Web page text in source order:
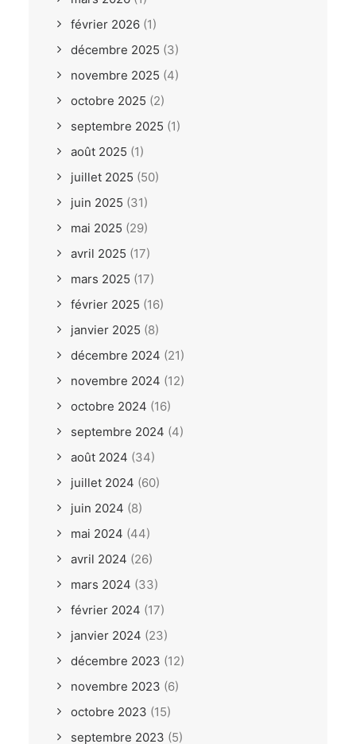
février 2026 (1)
décembre 2025 (3)
novembre 2025 (4)
octobre 2025 (2)
septembre 2025 (1)
août 2025 (1)
juillet 2025 (50)
juin 2025 (31)
mai 2025 (29)
avril 2025 (17)
mars 2025 (17)
février 2025 (16)
janvier 2025 (8)
décembre 2024 (21)
novembre 2024 (12)
octobre 2024 (16)
septembre 2024 (4)
août 2024 (34)
juillet 2024 (60)
juin 2024 (8)
mai 2024 (44)
avril 2024 (26)
mars 2024 (33)
février 2024 (17)
janvier 2024 (23)
décembre 2023 (12)
novembre 2023 (6)
octobre 2023 (15)
septembre 2023 (5)